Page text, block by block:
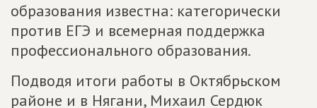
образования известна: категорически
против ЕГЭ и всемерная поддержка
профессионального образования.
Подводя итоги работы в Октябрьском
районе и в Нягани, Михаил Сердюк